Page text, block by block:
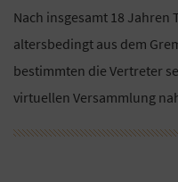
Nach insgesamt 18 Jahren
altersbedingt aus dem
bestimmten die Vertreter
virtuellen Versammlung